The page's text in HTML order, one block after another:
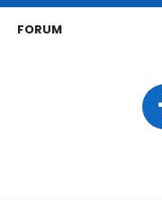
FORUM